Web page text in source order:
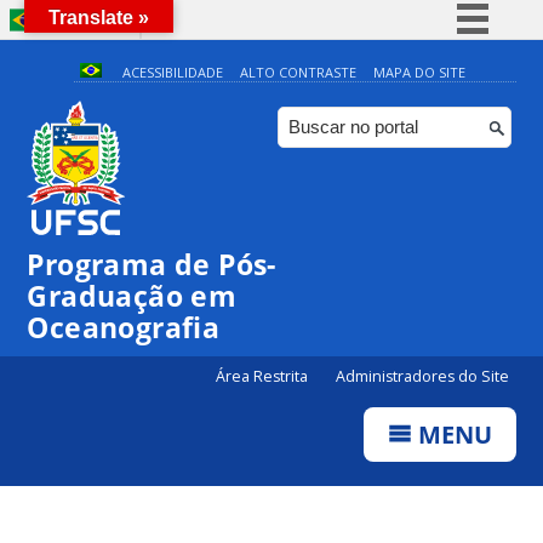
BRASIL
Simplifique!
Comunica BR
Participe
ACESSIBILIDADE ALTO CONTRASTE MAPA DO SITE
Programa de Pós-
Graduação em
Oceanografia
Área Restrita Administradores do Site
MENU
0:00
1:00
2:00
4:00
Translate »